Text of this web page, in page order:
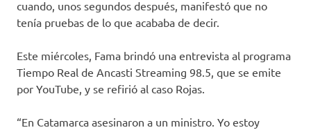
cuando, unos segundos después, manifestó que no
tenía pruebas de lo que acababa de decir.
Este miércoles, Fama brindó una entrevista al programa
Tiempo Real de Ancasti Streaming 98.5, que se emite
por YouTube, y se refirió al caso Rojas.
“En Catamarca asesinaron a un ministro. Yo estoy